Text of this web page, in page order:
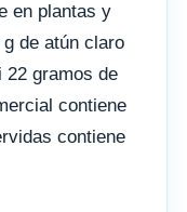
en plantas y
de atún claro
22 gramos de
contiene
contiene